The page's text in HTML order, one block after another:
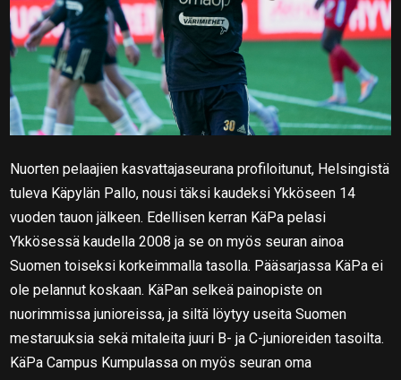
Nuorten pelaajien kasvattajaseurana profiloitunut, Helsingistä
tuleva Käpylän Pallo, nousi täksi kaudeksi Ykköseen 14
vuoden tauon jälkeen. Edellisen kerran KäPa pelasi
Ykkösessä kaudella 2008 ja se on myös seuran ainoa
Suomen toiseksi korkeimmalla tasolla. Pääsarjassa KäPa ei
ole pelannut koskaan. KäPan selkeä painopiste on
nuorimmissa junioreissa, ja siltä löytyy useita Suomen
mestaruuksia sekä mitaleita juuri B- ja C-junioreiden tasoilta.
KäPa Campus Kumpulassa on myös seuran oma